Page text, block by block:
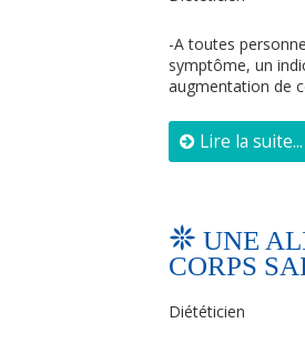
-A toutes
symptôme, un
augmentation de
Lire la suite...
UNE
CORPS
Diététicien